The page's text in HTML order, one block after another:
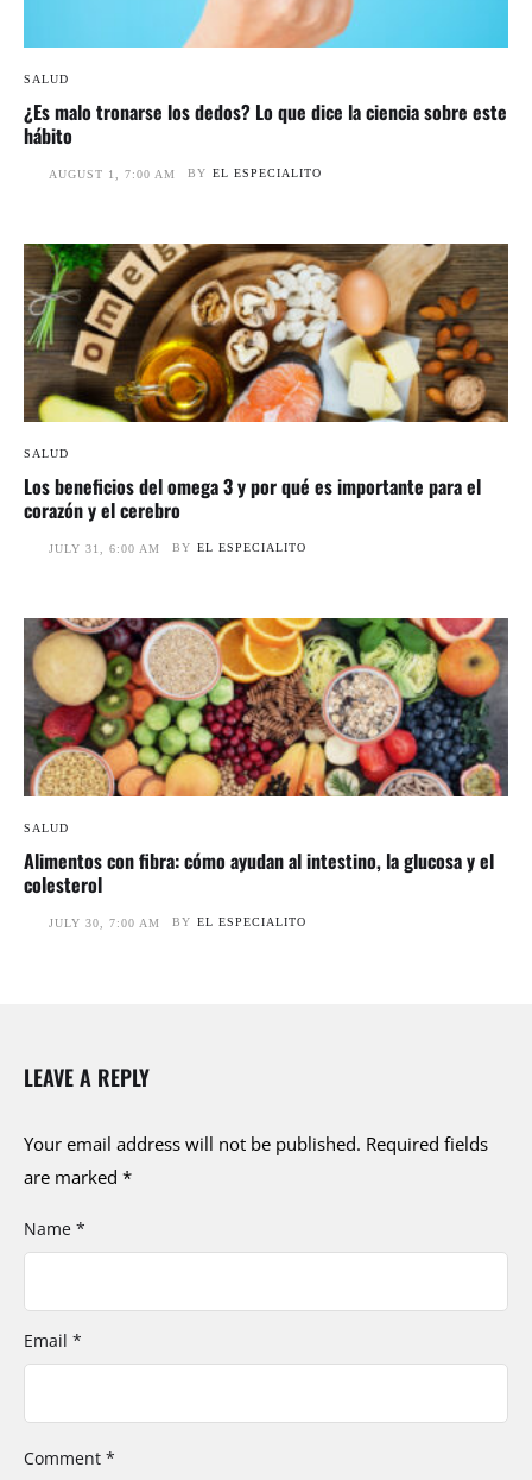
SALUD
¿Es malo tronarse los dedos? Lo que dice la ciencia sobre este
hábito
AUGUST 1, 7:00 AM BY EL ESPECIALITO
SALUD
Los beneficios del omega 3 y por qué es importante para el
corazón y el cerebro
JULY 31, 6:00 AM BY EL ESPECIALITO
SALUD
Alimentos con fibra: cómo ayudan al intestino, la glucosa y el
colesterol
JULY 30, 7:00 AM BY EL ESPECIALITO
LEAVE A REPLY
Your email address will not be published. Required fields
are marked *
Comment *
Name *
Email *